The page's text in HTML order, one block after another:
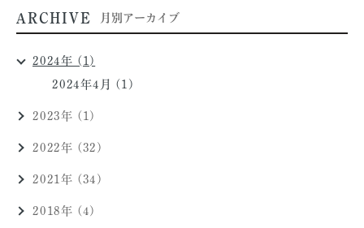
ARCHIVE 月別アーカイブ
2024年 (1)
2024年4月 (1)
2023年 (1)
2022年 (32)
2021年 (34)
2018年 (4)